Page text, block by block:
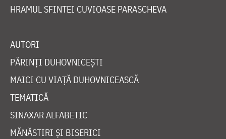
HRAMUL SFINTEI CUVIOASE PARASCHEVA
AUTORI
PĂRINȚI DUHOVNICEȘTI
MAICI CU VIAȚĂ DUHOVNICEASCĂ
TEMATICĂ
SINAXAR ALFABETIC
MĂNĂSTIRI ȘI BISERICI